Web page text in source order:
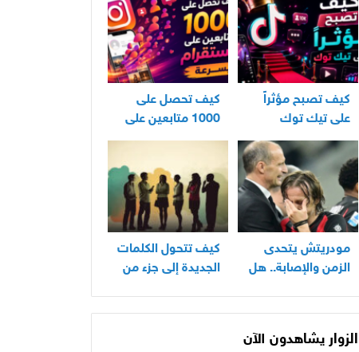
كيف تصبح مؤثراً
على تيك توك
كيف تحصل على
1000 متابعين على
انستقرام بسرعة
مودريتش يتحدى
الزمن والإصابة.. هل
كيف تتحول الكلمات
الجديدة إلى جزء من
الزوار يشاهدون الآن